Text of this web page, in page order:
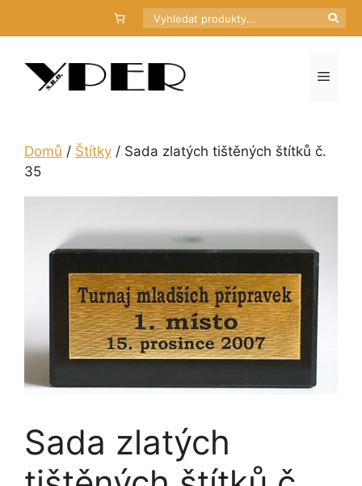
Hledat
Menu
Domů / Štítky / Sada zlatých tištěných štítků č.
35
Sada zlatých